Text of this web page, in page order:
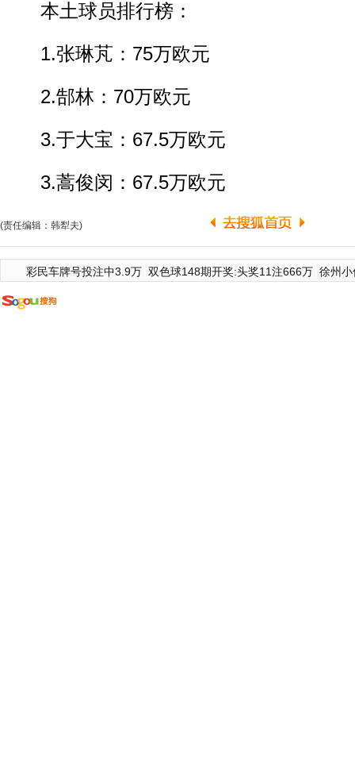
本土球员排行榜：
1.张琳芃：75万欧元
2.郜林：70万欧元
3.于大宝：67.5万欧元
3.蒿俊闵：67.5万欧元
(责任编辑：韩犁夫)
彩民车牌号投注中3.9万 双色球148期开奖:头奖11注666万 徐州